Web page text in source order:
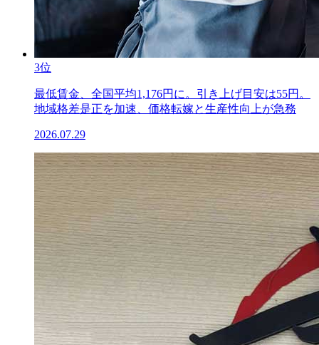
3位
最低賃金、全国平均1,176円に。引き上げ目安は55円。
地域格差是正を加速、価格転嫁と生産性向上が急務
2026.07.29